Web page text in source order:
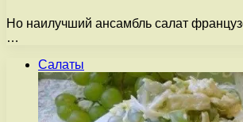
Но наилучший ансамбль салат
…
Салаты